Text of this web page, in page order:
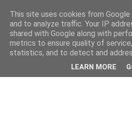
This site uses cookies from
and to analyze traffic. Your IP
shared with Google along with
metrics to ensure quality of
statistics, and to detect and
LEARN MORE